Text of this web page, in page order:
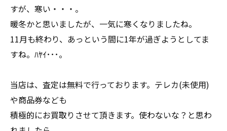
すが、寒い・・・。
暖冬かと思いましたが、一気に寒くなりましたね。
11月も終わり、あっという間に1年が過ぎようとしてま
すね。ﾊﾔｲ･･･。
当店は、査定は無料で行っております。テレカ(未使用)
や商品券なども
積極的にお買取りさせて頂きます。使わないな？と思わ